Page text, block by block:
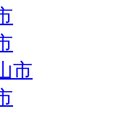
市